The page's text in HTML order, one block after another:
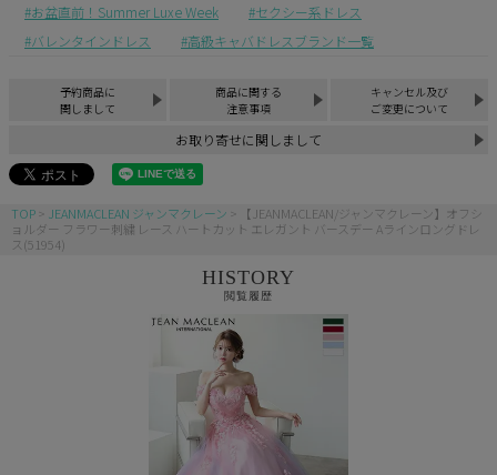
お盆直前！Summer Luxe Week
セクシー系ドレス
バレンタインドレス
高級キャバドレスブランド一覧
予約商品に
関しまして
商品に関する
注意事項
キャンセル及び
ご変更について
お取り寄せに関しまして
TOP JEANMACLEAN ジャンマクレーン
【JEANMACLEAN/ジャンマクレーン】オフシ
ョルダー フラワー刺繍 レース ハートカット エレガント バースデー Aラインロングドレ
ス(51954)
HISTORY
閲覧履歴